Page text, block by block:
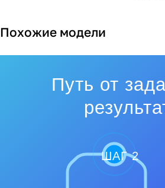
Похожие модели
Путь от
ШАГ 2